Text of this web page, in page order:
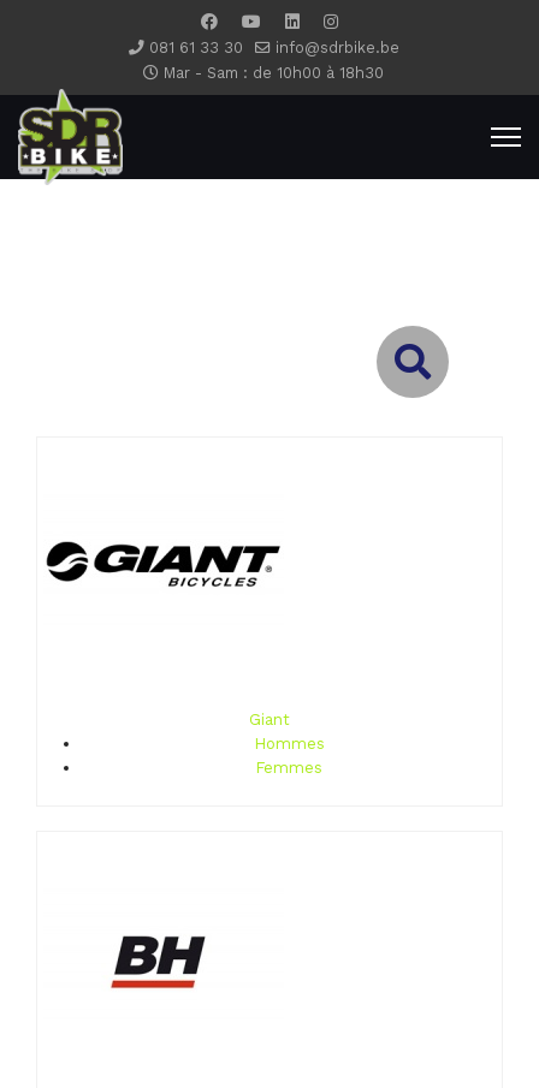
081 61 33 30
info@sdrbike.be
Mar - Sam : de 10h00 à 18h30
Giant
Hommes
Femmes